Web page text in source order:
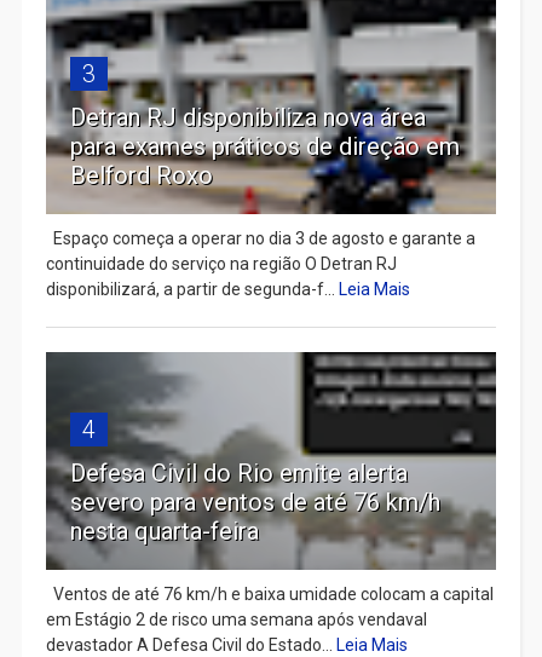
3
Detran RJ disponibiliza nova área
para exames práticos de direção em
Belford Roxo
Espaço começa a operar no dia 3 de agosto e garante a
continuidade do serviço na região O Detran RJ
disponibilizará, a partir de segunda-f...
Leia Mais
4
Defesa Civil do Rio emite alerta
severo para ventos de até 76 km/h
nesta quarta-feira
Ventos de até 76 km/h e baixa umidade colocam a capital
em Estágio 2 de risco uma semana após vendaval
devastador A Defesa Civil do Estado...
Leia Mais